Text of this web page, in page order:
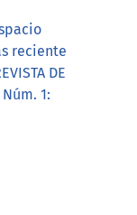
reciente
DE
Núm. 1: